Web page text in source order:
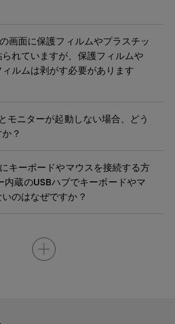
画面に保護フィルムやプラスチッ
れていますが、保護フィルムや
ルムは剥がす必要があります
モニターが起動しない場合、どう
？
キーボードやマウスを接続する方
内蔵のUSBハブでキーボードやマ
のはなぜですか？